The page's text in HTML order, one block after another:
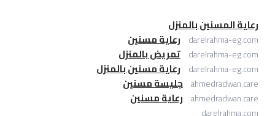
رعاية المسنين بالمنزل
darelrahma-eg.com رعاية مسنين
darelrahma-eg.com تمريض بالمنزل
darelrahma-eg.com رعاية مسنين بالمنزل
ahmedradwan.care جليسة مسنين
ahmedradwan.care رعاية مسنين